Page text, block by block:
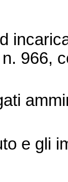
966,
e gli